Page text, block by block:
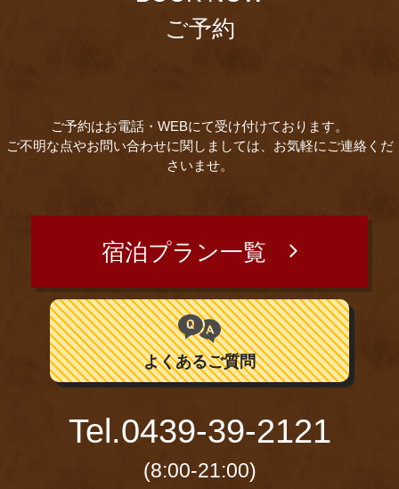
ご予約
ご予約はお電話・WEBにて受け付けております。
ご不明な点やお問い合わせに関しましては、お気軽にご連絡くだ
さいませ。
宿泊プラン一覧
よくあるご質問
Tel.0439-39-2121
(8:00-21:00)